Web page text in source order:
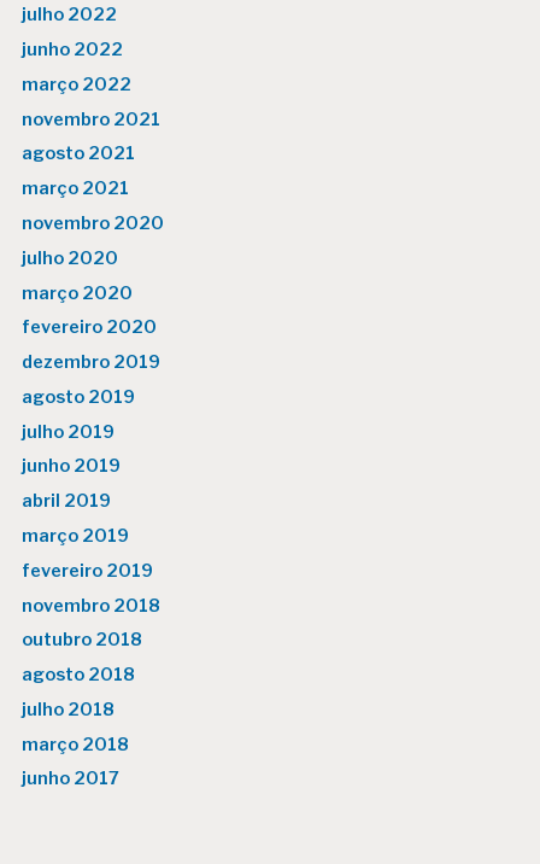
julho 2022
junho 2022
março 2022
novembro 2021
agosto 2021
março 2021
novembro 2020
julho 2020
março 2020
fevereiro 2020
dezembro 2019
agosto 2019
julho 2019
junho 2019
abril 2019
março 2019
fevereiro 2019
novembro 2018
outubro 2018
agosto 2018
julho 2018
março 2018
junho 2017